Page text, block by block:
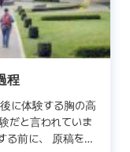
程
に体験する胸の高
だと言われていま
る前に、 原稿を出